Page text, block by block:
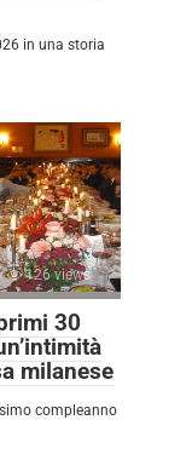
in una storia
126 views
30
milanese
compleanno